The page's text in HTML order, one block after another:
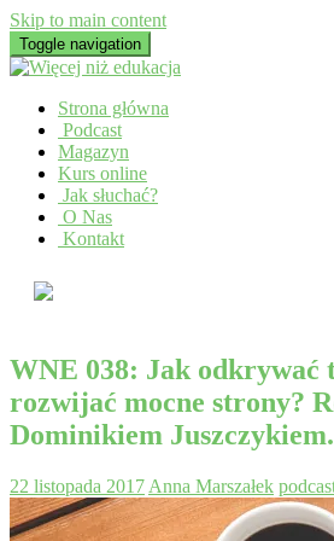
Skip to main content
Toggle navigation
Strona główna
Podcast
Magazyn
Kurs online
Jak słuchać?
O Nas
Kontakt
WNE 038: Jak odkrywać
rozwijać mocne strony?
Dominikiem Juszczykiem.
22 listopada 2017 Anna Marszałek